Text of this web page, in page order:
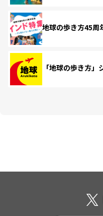
地球の歩き方45周
「地球の歩き方